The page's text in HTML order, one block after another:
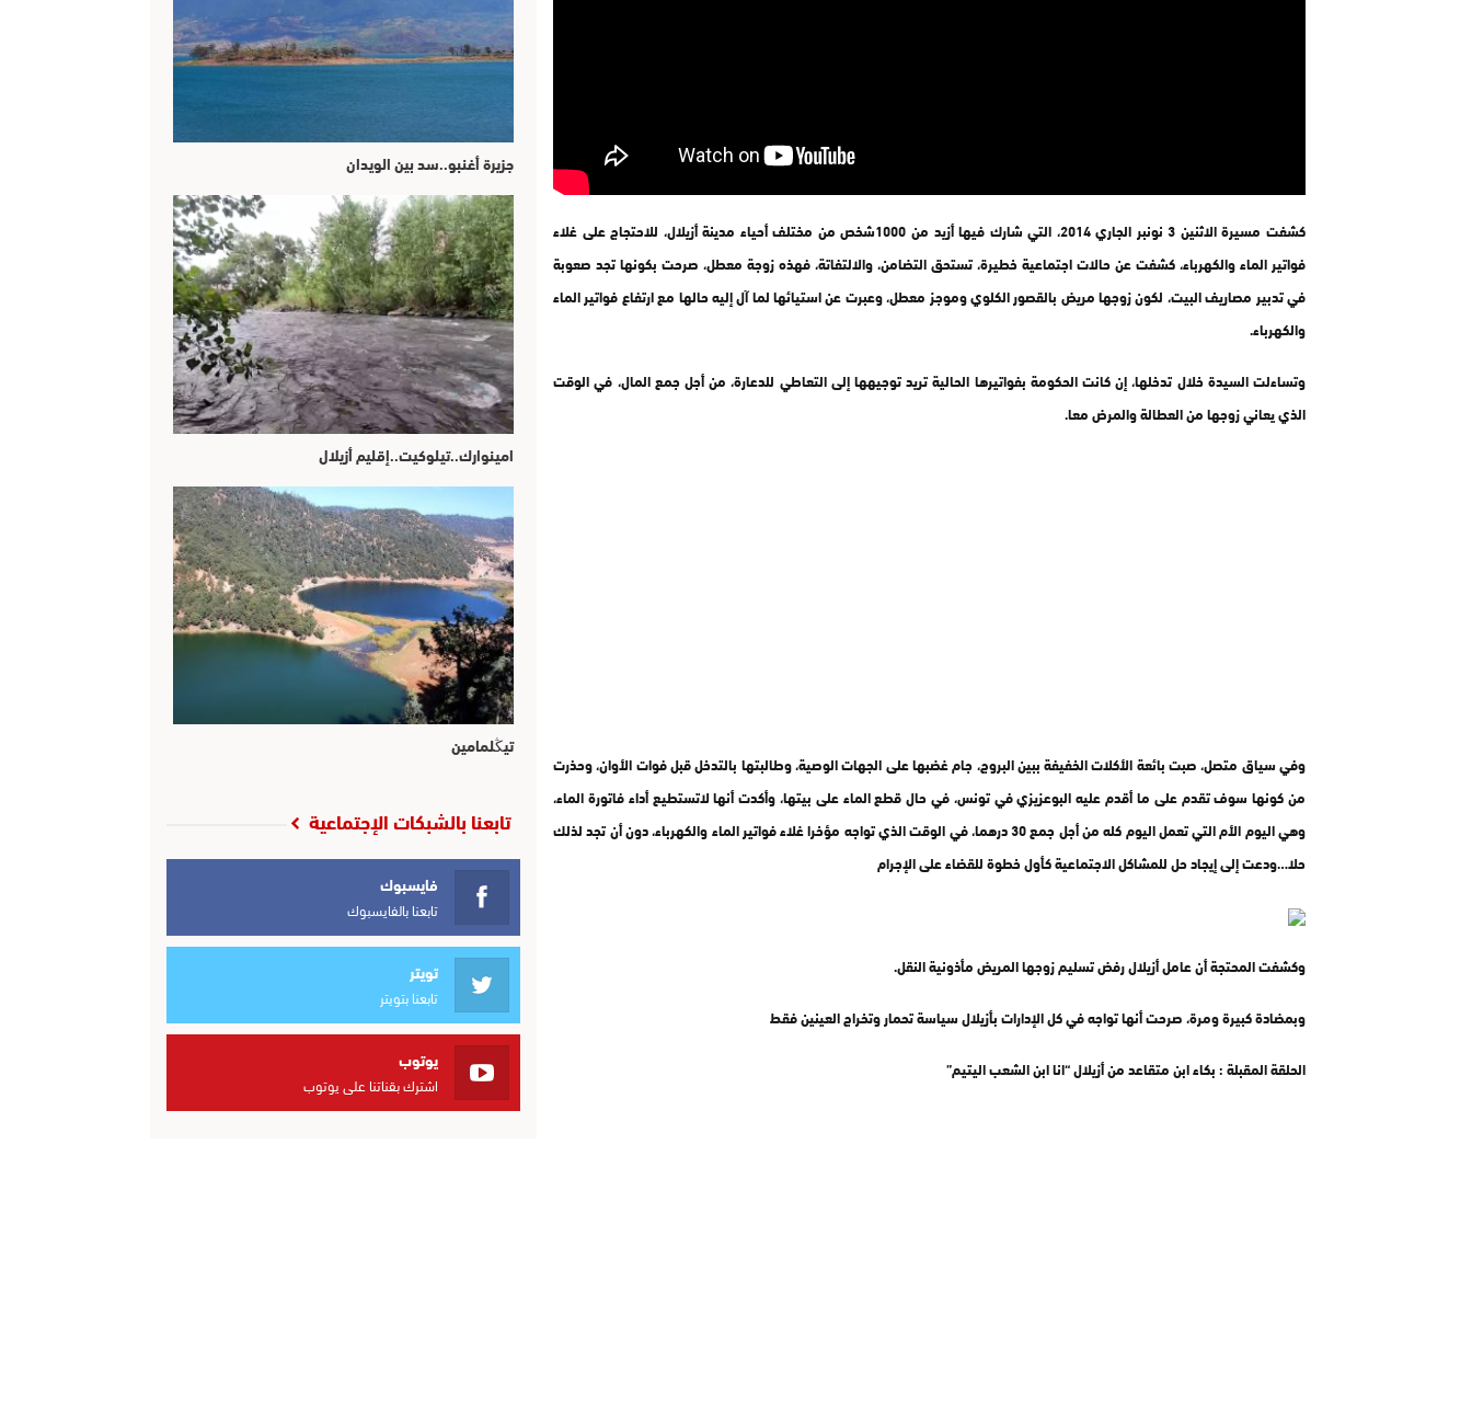
كشفت مسيرة الاثنين 3 نونبر الجاري 2014، التي شارك فيها أزيد من 1000شخص من مختلف أحياء مدينة أزيلال، للاحتجاج على غلاء
فواتير الماء والكهرباء، كشفت عن حالات اجتماعية خطيرة، تستحق التضامن، والالتفاتة، فهذه زوجة معطل، صرحت بكونها تجد صعوبة
في تدبير مصاريف البيت، لكون زوجها مريض بالقصور الكلوي وموجز معطل، وعبرت عن استيائها لما آل إليه حالها مع ارتفاع فواتير الماء
والكهرباء.
وتساءلت السيدة خلال تدخلها، إن كانت الحكومة بفواتيرها الحالية تريد توجيهها إلى التعاطي للدعارة، من أجل جمع المال، في الوقت
الذي يعاني زوجها من العطالة والمرض معا.
وفي سياق متصل، صبت بائعة الأكلات الخفيفة ببين البروج، جام غضبها على الجهات الوصية، وطالبتها بالتدخل قبل فوات الأوان، وحذرت
من كونها سوف تقدم على ما أقدم عليه البوعزيزي في تونس، في حال قطع الماء على بيتها، وأكدت أنها لاتستطيع أداء فاتورة الماء،
وهي اليوم الأم التي تعمل اليوم كله من أجل جمع 30 درهما، في الوقت الذي تواجه مؤخرا غلاء فواتير الماء والكهرباء، دون أن تجد لذلك
حلا…ودعت إلى إيجاد حل للمشاكل الاجتماعية كأول خطوة للقضاء على الإجرام
وكشفت المحتجة أن عامل أزيلال رفض تسليم زوجها المريض مأذونية النقل.
وبمضادة كبيرة ومرة، صرحت أنها تواجه في كل الإدارات بأزيلال سياسة تحمار وتخراج العينين فقط
الحلقة المقبلة : بكاء ابن متقاعد من أزيلال “انا ابن الشعب اليتيم”
جزيرة أغنبو..سد بين الويدان
امينوارك..تيلوكيت..إقليم أزيلال
تيڭلمامين
تابعنا بالشبكات الإجتماعية
فايسبوك
تابعنا بالفايسبوك
تويتر
تابعنا بتويتر
يوتوب
اشترك بقناتنا على يوتوب